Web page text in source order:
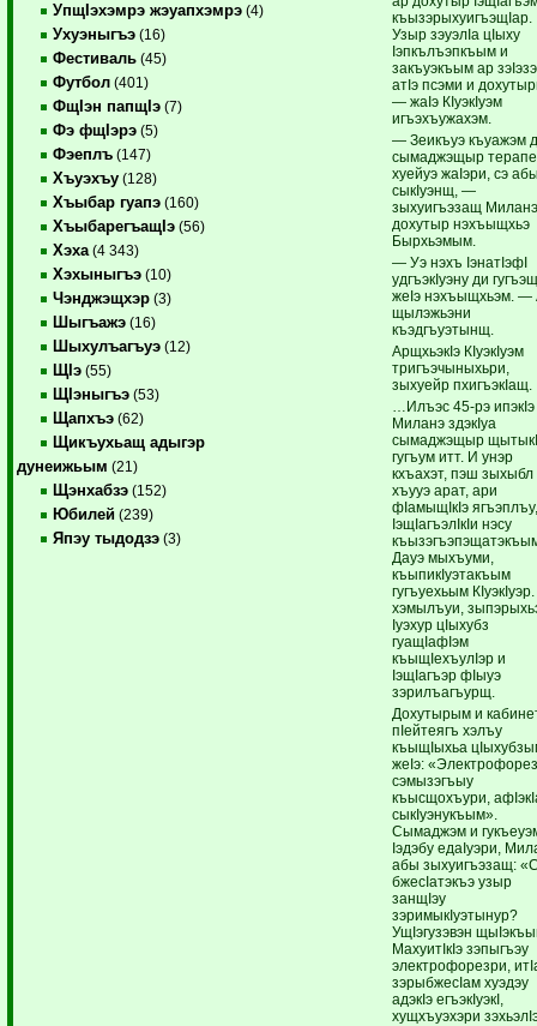
УпщIэхэмрэ жэуапхэмрэ (4)
Ухуэныгъэ (16)
Фестиваль (45)
Футбол (401)
ФщIэн папщIэ (7)
Фэ фщIэрэ (5)
Фэеплъ (147)
Хъуэхъу (128)
Хъыбар гуапэ (160)
ХъыбарегъащIэ (56)
Хэха (4 343)
Хэхыныгъэ (10)
Чэнджэщхэр (3)
Шыгъажэ (16)
Шыхулъагъуэ (12)
ЩIэ (55)
ЩIэныгъэ (53)
Щапхъэ (62)
Щикъухьащ адыгэр
дунеижьым (21)
Щэнхабзэ (152)
Юбилей (239)
Япэу тыдодзэ (3)
къызэрыхуигъэщIар.
Узыр зэуэлIа цIыху
Iэпкълъэпкъым и
закъуэкъым ар
атIэ псэми и
— жаIэ КIуэкIуэм
игъэхъужахэм.
— Зеикъуэ къуажэм
сымаджэщыр
хуейуэ жаIэри, сэ
сыкIуэнщ, —
зыхуигъэзащ
дохутыр нэхъыщхьэ
Бырхьэмым.
— Уэ нэхъ IэнатIэфI
удгъэкIуэну ди
жеIэ нэхъыщхьэм. —
щылэжьэни
къэдгъуэтынщ.
АрщхьэкIэ КIуэкIуэм
тригъэчыныхьри,
зыхуейр пхигъэкIащ.
…Илъэс 45-рэ ипэкIэ
Миланэ здэкIуа
сымаджэщыр
гугъум итт. И унэр
кхъахэт, пэш зыхыбл
хъууэ арат, ари
фIамыщIкIэ
IэщIагъэлIкIи нэсу
Дауэ мыхъуми,
къыпикIуэтакъым
гугъуехьым
хэмылъуи,
Iуэхур цIыхубз
гуащIафIэм
къыщIехъулIэр и
IэщIагъэр фIыуэ
зэрилъагъурщ.
Дохутырым и
пIейтеягъ хэлъу
къыщIыхьа
жеIэ:
сэмызэгъыу
къысщохъури,
сыкIуэнукъым».
Сымаджэм и
Iэдэбу едаIуэри,
абы зыхуигъэзащ:
бжесIатэкъэ узыр
занщIэу
зэримыкIуэтынур?
УщIэгузэвэн
МахуитIкIэ зэпыгъэу
электрофорезри,
зэрыбжесIам хуэдэу
адэкIэ егъэкIуэкI,
хущхъуэхэри